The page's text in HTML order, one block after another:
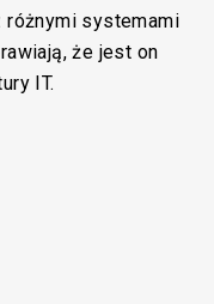
systemami
że jest on
IT.